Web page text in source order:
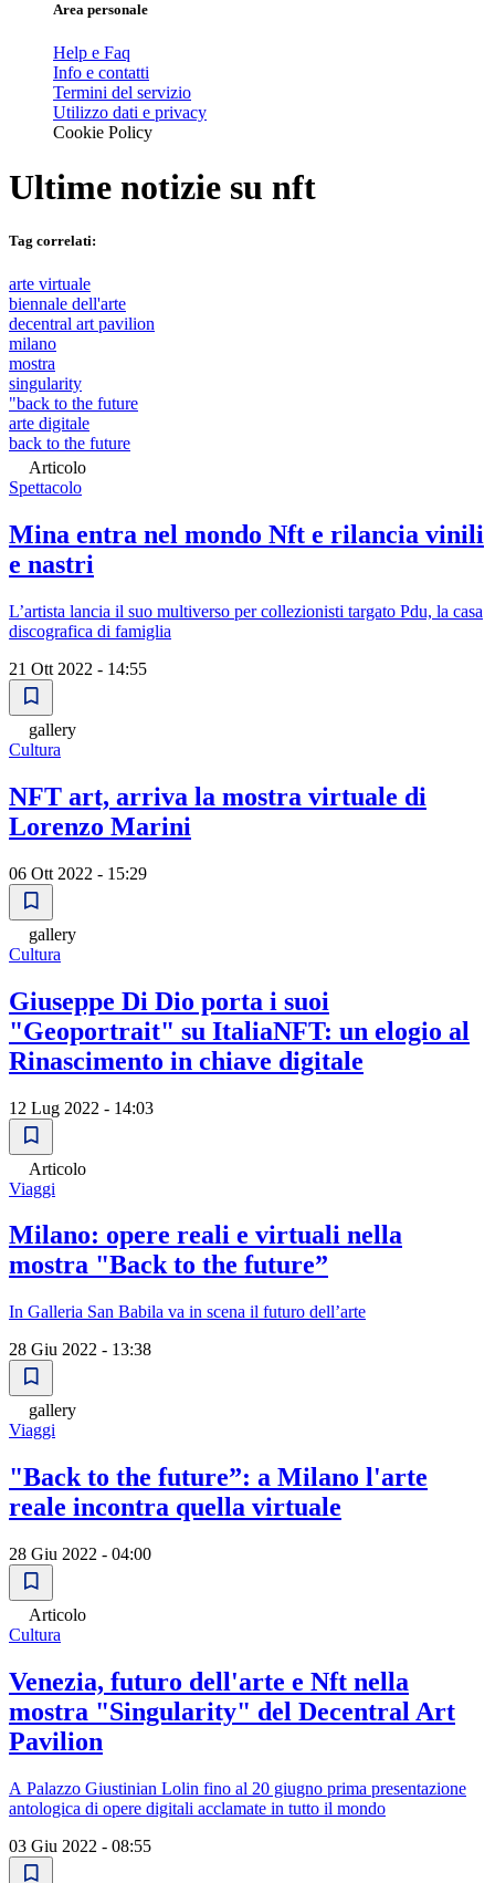
Area personale
Help e Faq
Info e contatti
Termini del servizio
Utilizzo dati e privacy
Cookie Policy
Ultime notizie su nft
Tag correlati:
arte virtuale
biennale dell'arte
decentral art pavilion
milano
mostra
singularity
"back to the future
arte digitale
back to the future
Articolo
Spettacolo
Mina entra nel mondo Nft e rilancia vinili
e nastri
L’artista lancia il suo multiverso per collezionisti targato Pdu, la casa
discografica di famiglia
21 Ott 2022 - 14:55
gallery
Cultura
NFT art, arriva la mostra virtuale di
Lorenzo Marini
06 Ott 2022 - 15:29
gallery
Cultura
Giuseppe Di Dio porta i suoi
"Geoportrait" su ItaliaNFT: un elogio al
Rinascimento in chiave digitale
12 Lug 2022 - 14:03
Articolo
Viaggi
Milano: opere reali e virtuali nella
mostra "Back to the future”
In Galleria San Babila va in scena il futuro dell’arte
28 Giu 2022 - 13:38
gallery
Viaggi
"Back to the future”: a Milano l'arte
reale incontra quella virtuale
28 Giu 2022 - 04:00
Articolo
Cultura
Venezia, futuro dell'arte e Nft nella
mostra "Singularity" del Decentral Art
Pavilion
A Palazzo Giustinian Lolin fino al 20 giugno prima presentazione
antologica di opere digitali acclamate in tutto il mondo
03 Giu 2022 - 08:55